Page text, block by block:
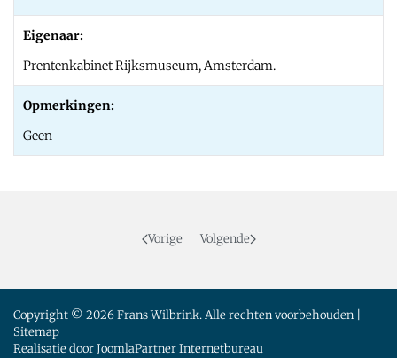
Eigenaar:
Prentenkabinet Rijksmuseum, Amsterdam.
Opmerkingen:
Geen
Vorige Volgende
Copyright © 2026 Frans Wilbrink. Alle rechten voorbehouden |
Sitemap
Realisatie doorJoomlaPartner Internetbureau